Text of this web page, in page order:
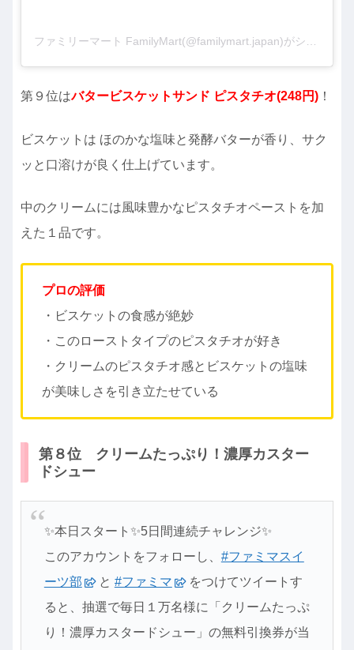
第９位はバタービスケットサンド ピスタチオ(248円) ！
ビスケットは ほのかな塩味と発酵バターが香り、サク
ッと口溶けが良く仕上げています。
中のクリームには風味豊かなピスタチオペーストを加
えた１品です。
プロの評価
・ビスケットの食感が絶妙
・このローストタイプのピスタチオが好き
・クリームのピスタチオ感とビスケットの塩味
が美味しさを引き立たせている
第８位 クリームたっぷり！濃厚カスター
ドシュー
✨本日スタート✨5日間連続チャレンジ✨
このアカウントをフォローし、 #ファミマスイ
ーツ部
と #ファミマ
をつけてツイートす
ると、抽選で毎日１万名様に「クリームたっぷ
り！濃厚カスタードシュー」の無料引換券が当